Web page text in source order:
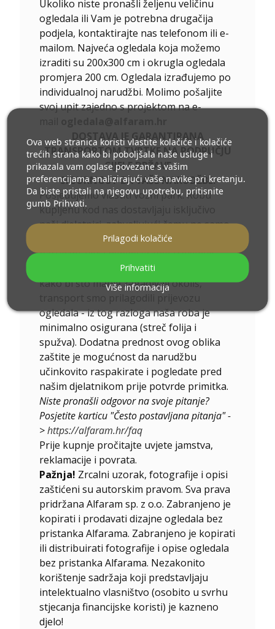
Ukoliko niste pronašli željenu veličinu
ogledala ili Vam je potrebna drugačija
podjela, kontaktirajte nas telefonom ili e-
mailom. Najveća ogledala koja možemo
izraditi su 200x300 cm i okrugla ogledala
promjera 200 cm. Ogledala izrađujemo po
individualnoj narudžbi. Molimo pošaljite
svoj upit zajedno s projektom na e-
DOSTAVA JE GARANTIRANA
TRANSPORTOM TVRTKE NA PODRUČJU
CIJELE DRŽAVE
SIGURNOST ZA VAŠE NARUDŽBE.
Posjedujemo vlastiti vozni park. Robu
kupljenu kod nas dostavljaju isključivo
naši djelatnici, zahvaljujući čemu ne samo
da imamo kontrolu nad statusom vaših
narudžbi, već i minimiziramo troškove
dostave. Dodatno, radeći za ekologiju,
kako bi što manje zagađivali okoliš,
ogledala - iz tog razloga naša roba je
minimalno osigurana (streč folija i
spužva). Dodatna prednost ovog oblika
zaštite je mogućnost da narudžbu
učinkovito raspakirate i pogledate pred
našim djelatnikom prije potvrde primitka.
Niste pronašli odgovor na svoje pitanje?
Posjetite karticu "Često postavljana pitanja" -
>https://alfaram.hr/faq
Prije kupnje pročitajte uvjete jamstva,
reklamacije i povrata.
Pažnja! Zrcalni uzorak, fotografije i opisi
zaštićeni su autorskim pravom. Sva prava
pridržana Alfaram sp. z o.o. Zabranjeno je
kopirati i prodavati dizajne ogledala bez
pristanka Alfarama. Zabranjeno je kopirati
ili distribuirati fotografije i opise ogledala
bez pristanka Alfarama. Nezakonito
korištenje sadržaja koji predstavljaju
intelektualno vlasništvo (osobito u svrhu
stjecanja financijske koristi) je kazneno
djelo!
Ova web stranica koristi vlastite kolačiće i kolačiće
trećih strana kako bi poboljšala naše usluge i
prikazala vam oglase povezane s vašim
preferencijama analizirajući vaše navike pri kretanju.
Da biste pristali na njegovu upotrebu, pritisnite
gumb Prihvati.
Više informacija
Prilagodi kolačiće
Prihvatiti